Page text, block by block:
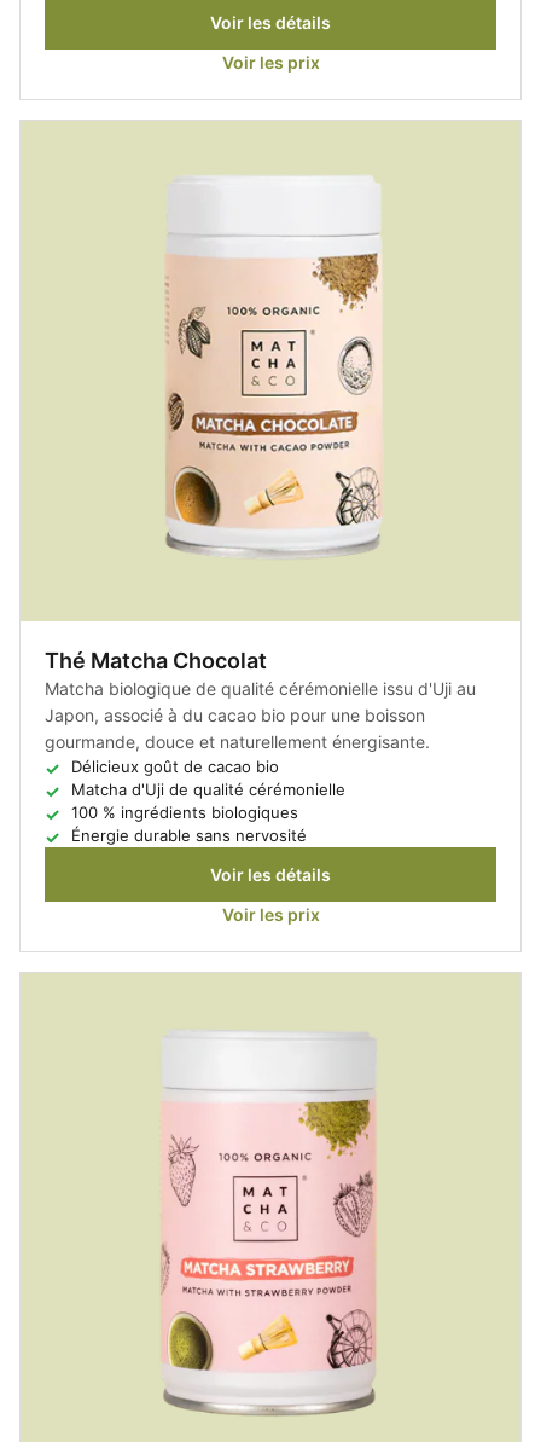
Voir les détails
Voir les prix
Thé Matcha Chocolat
Matcha biologique de qualité cérémonielle issu d'Uji au
Japon, associé à du cacao bio pour une boisson
gourmande, douce et naturellement énergisante.
Délicieux goût de cacao bio
Matcha d'Uji de qualité cérémonielle
100 % ingrédients biologiques
Énergie durable sans nervosité
Voir les détails
Voir les prix